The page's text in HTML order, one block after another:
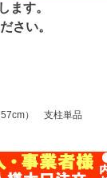
ます。
さい。
57cm） 支柱単品